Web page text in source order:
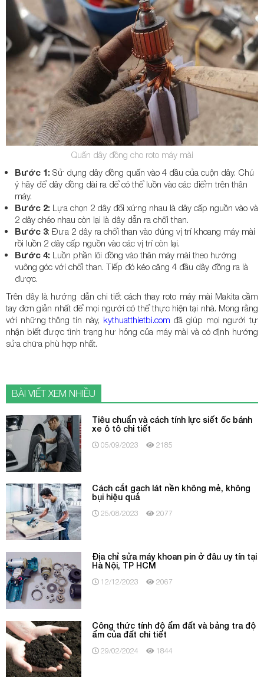
Quấn dây đồng cho roto máy mài
Bước 1: Sử dụng dây đồng quấn vào 4 đầu của cuộn dây. Chú
ý hãy để dây đồng dài ra để có thể luồn vào các điểm trên thân
máy.
Bước 2: Lựa chọn 2 dây đối xứng nhau là dây cấp nguồn vào và
2 dây chéo nhau còn lại là dây dẫn ra chổi than.
Bước 3: Đưa 2 dây ra chổi than vào đúng vị trí khoang máy mài
rồi luồn 2 dây cấp nguồn vào các vị trí còn lại.
Bước 4: Luồn phần lõi đồng vào thân máy mài theo hướng
vuông góc với chổi than. Tiếp đó kéo căng 4 đầu dây đồng ra là
được.
Trên đây là hướng dẫn chi tiết cách thay roto máy mài Makita cầm
tay đơn giản nhất để mọi người có thể thực hiện tại nhà. Mong rằng
với những thông tin này, kythuatthietbi.com đã giúp mọi người tự
nhận biết được tình trạng hư hỏng của máy mài và có định hướng
sửa chữa phù hợp nhất.
BÀI VIẾT XEM NHIỀU
Tiêu chuẩn và cách tính lực siết ốc bánh
xe ô tô chi tiết
05/09/2023 2185
Cách cắt gạch lát nền không mẻ, không
bụi hiệu quả
25/08/2023 2077
Địa chỉ sửa máy khoan pin ở đâu uy tín tại
Hà Nội, TP HCM
12/12/2023 2067
Công thức tính độ ẩm đất và bảng tra độ
ẩm của đất chi tiết
29/02/2024 1844